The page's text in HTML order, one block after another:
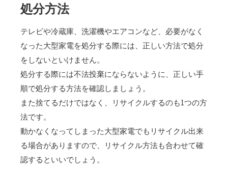
処分方法
テレビや冷蔵庫、洗濯機やエアコンなど、必要がなく
なった大型家電を処分する際には、正しい方法で処分
をしないといけません。
処分する際には不法投棄にならないように、正しい手
順で処分する方法を確認しましょう。
また捨てるだけではなく、リサイクルするのも1つの方
法です。
動かなくなってしまった大型家電でもリサイクル出来
る場合がありますので、リサイクル方法も合わせて確
認するといいでしょう。